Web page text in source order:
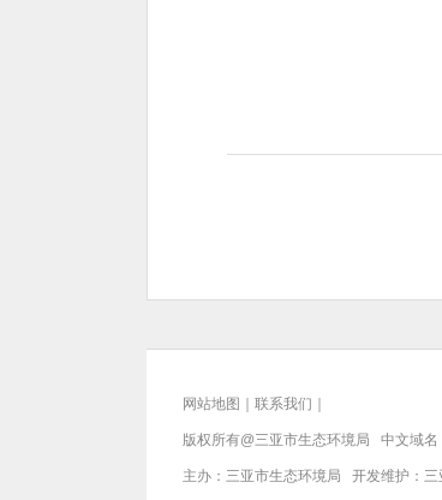
网站地图 联系我们
版权所有@三亚市生态环境局 中文域名
主办：三亚市生态环境局 开发维护：